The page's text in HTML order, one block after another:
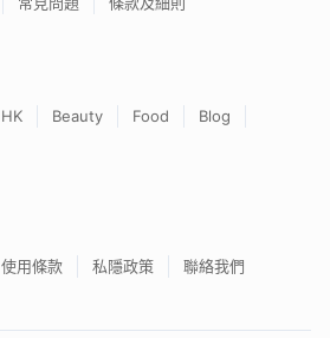
HK Beauty Food
Blog
使用條款 私隱政策 聯絡我們